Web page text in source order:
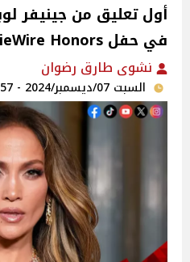
أول تعليق من جينيفر
في حفل IndieWire Honors
نشوى طارق رضوان
السبت 07/ديسمبر/2024 - 11:57 ص